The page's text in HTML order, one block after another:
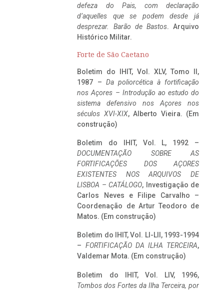
defeza do Pais, com declaração
d’aquelles que se podem desde já
desprezar. Barão de Bastos. Arquivo
Histórico Militar.
Forte de São Caetano
Boletim do IHIT, Vol. XLV, Tomo II,
1987 – Da poliorcética à fortificação
nos Açores – Introdução ao estudo do
sistema defensivo nos Açores nos
séculos XVI-XIX, Alberto Vieira. (Em
construção)
Boletim do IHIT, Vol. L, 1992 –
DOCUMENTAÇÃO SOBRE AS
FORTIFICAÇÕES DOS AÇORES
EXISTENTES NOS ARQUIVOS DE
LISBOA – CATÁLOGO, Investigação de
Carlos Neves e Filipe Carvalho –
Coordenação de Artur Teodoro de
Matos. (Em construção)
Boletim do IHIT, Vol. LI-LII, 1993-1994
– FORTIFICAÇÃO DA ILHA TERCEIRA,
Valdemar Mota. (Em construção)
Boletim do IHIT, Vol. LIV, 1996,
Tombos dos Fortes da Ilha Terceira, por